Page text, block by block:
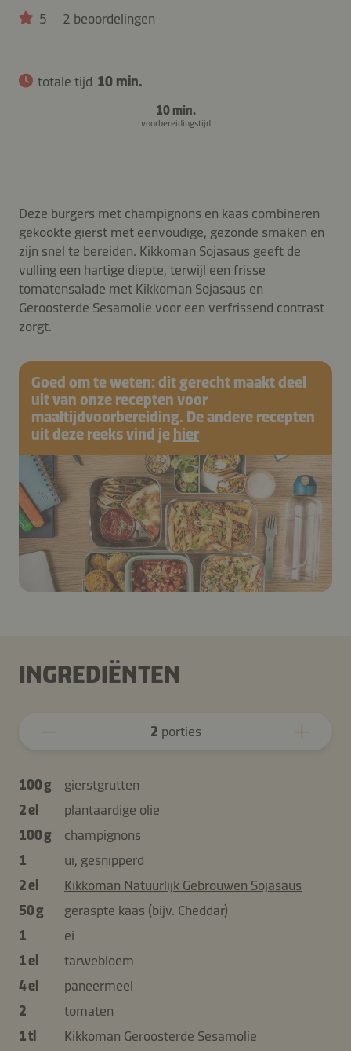
5 2 beoordelingen
totale tijd 10 min.
10 min.
voorbereidingstijd
Deze burgers met champignons en kaas combineren
gekookte gierst met eenvoudige, gezonde smaken en
zijn snel te bereiden. Kikkoman Sojasaus geeft de
vulling een hartige diepte, terwijl een frisse
tomatensalade met Kikkoman Sojasaus en
Geroosterde Sesamolie voor een verfrissend contrast
zorgt.
Goed om te weten: dit gerecht maakt deel
uit van onze recepten voor
maaltijdvoorbereiding. De andere recepten
uit deze reeks vind je hier
INGREDIËNTEN
2 porties
100 g
gierstgrutten
2 el
plantaardige olie
100 g
champignons
1
ui, gesnipperd
2 el
Kikkoman Natuurlijk Gebrouwen Sojasaus
50 g
geraspte kaas (bijv. Cheddar)
1
ei
1 el
tarwebloem
4 el
paneermeel
2
tomaten
1 tl
Kikkoman Geroosterde Sesamolie